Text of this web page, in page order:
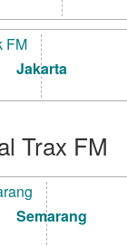
Jakarta
Trax FM
Semarang